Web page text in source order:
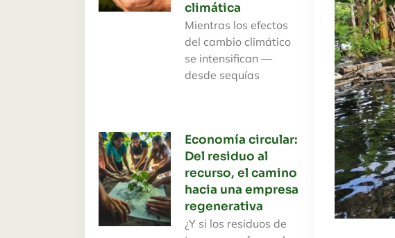
climática
Mientras los efectos
del cambio climático
se intensifican —
desde sequías
Economía circular:
Del residuo al
recurso, el camino
hacia una empresa
regenerativa
¿Y si los residuos de